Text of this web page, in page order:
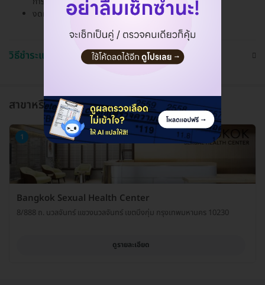
งดมีเพศสัมพันธ์ก่อนการตรวจ 24-48 ชั่วโมง
วิธีชำระและใช้งาน
สาขาหรือแผนกที่ให้บริการ
1
Bangkok Sexual Health Center
8/888 ถ. นวลจันทร์ แขวงนวลจันทร์ เขตบึงกุ่ม กรุงเทพมหานคร 10230
ดูรายละเอียด